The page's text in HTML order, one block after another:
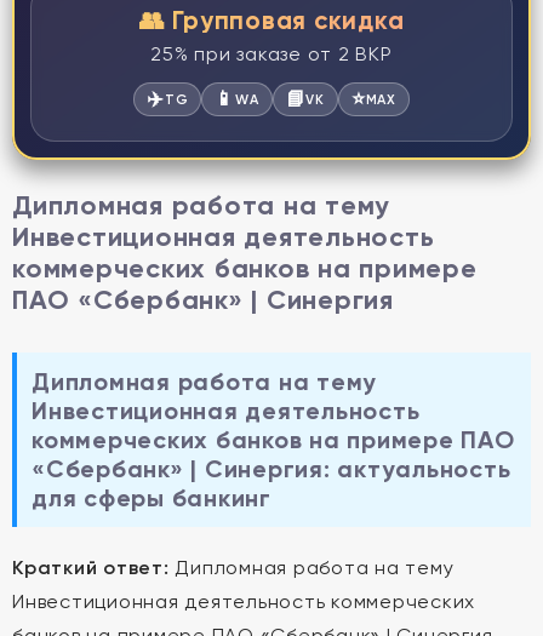
👥 Групповая скидка
25% при заказе от 2 ВКР
✈️TG 📱WA 📘VK ⭐MAX
Дипломная работа на тему
Инвестиционная деятельность
коммерческих банков на примере
ПАО «Сбербанк» | Синергия
Дипломная работа на тему
Инвестиционная деятельность
коммерческих банков на примере ПАО
«Сбербанк» | Синергия: актуальность
для сферы банкинг
Краткий ответ: Дипломная работа на тему
Инвестиционная деятельность коммерческих